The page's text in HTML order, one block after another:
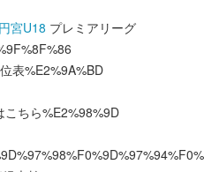
宮U18 プレミアリーグ
表%E2%9A%BD
ちら%E2%98%9D